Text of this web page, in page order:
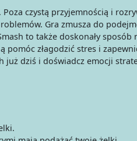
czystą przyjemnością i
Gra zmusza do
to także doskonały
złagodzić stres i
już dziś i doświadcz emocji